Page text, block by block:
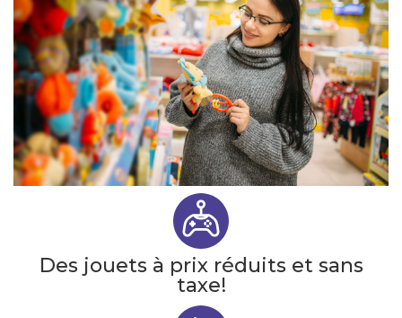
Des jouets à prix réduits et sans
taxe!